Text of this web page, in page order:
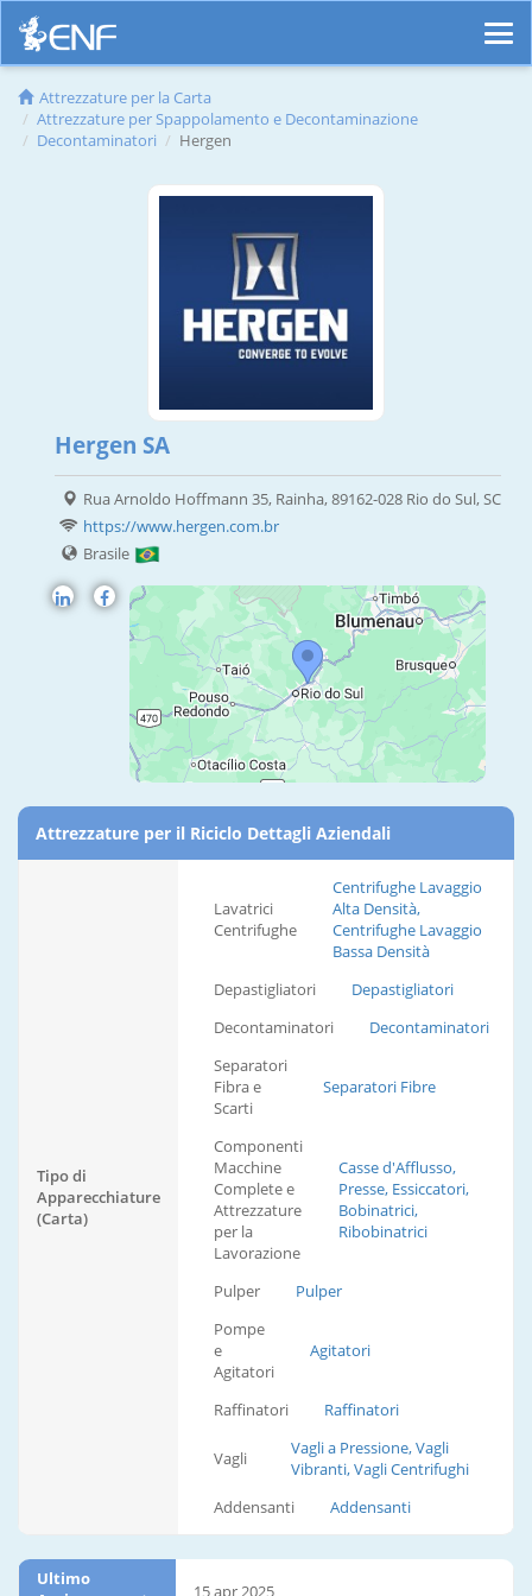
Attrezzature per la Carta
Attrezzature per Spappolamento e Decontaminazione
Decontaminatori
Hergen
Hergen SA
Rua Arnoldo Hoffmann 35, Rainha, 89162-028 Rio do Sul, SC
https://www.hergen.com.br
Brasile
Attrezzature per il Riciclo Dettagli Aziendali
Tipo di
Apparecchiature
(Carta)
Lavatrici
Centrifughe
Centrifughe Lavaggio
Alta Densità,
Centrifughe Lavaggio
Bassa Densità
Depastigliatori
Depastigliatori
Decontaminatori
Decontaminatori
Separatori
Fibra e
Scarti
Separatori Fibre
Componenti
Macchine
Complete e
Attrezzature
per la
Lavorazione
Casse d'Afflusso,
Presse, Essiccatori,
Bobinatrici,
Ribobinatrici
Pulper
Pulper
Pompe
e
Agitatori
Agitatori
Raffinatori Raffinatori
Vagli
Vagli a Pressione, Vagli
Vibranti, Vagli Centrifughi
Addensanti
Addensanti
Ultimo
15 apr 2025